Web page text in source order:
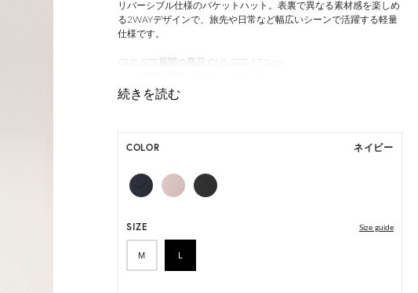
リバーシブル仕様のバケットハット。表裏で異なる素材感を楽しめ
る2WAYデザインで、旅先や日常など幅広いシーンで活躍する軽量
仕様です。
ONE SIZE展開の商品:ONE SIZE 57.5cm
COLOR ネイビー
SIZE Size guide
M L